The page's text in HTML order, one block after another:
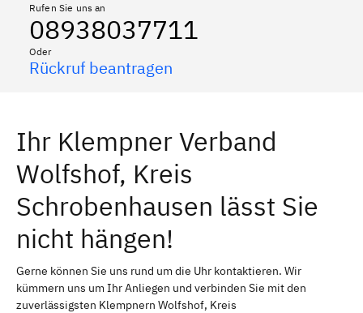
Rufen Sie uns an
08938037711
Oder
Rückruf beantragen
Ihr Klempner Verband
Wolfshof, Kreis
Schrobenhausen lässt Sie
nicht hängen!
Gerne können Sie uns rund um die Uhr kontaktieren. Wir
kümmern uns um Ihr Anliegen und verbinden Sie mit den
zuverlässigsten Klempnern Wolfshof, Kreis